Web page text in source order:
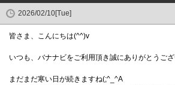
2026/02/10[Tue]
皆さま、こんにちは(^^)v
いつも、バナナビをご利用頂き誠にありがとうござ
まだまだ寒い日が続きますね(;^_^A